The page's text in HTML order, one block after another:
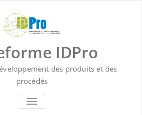
IDPro
des produits et des
procédés
BASCULER LA NAVIGATION